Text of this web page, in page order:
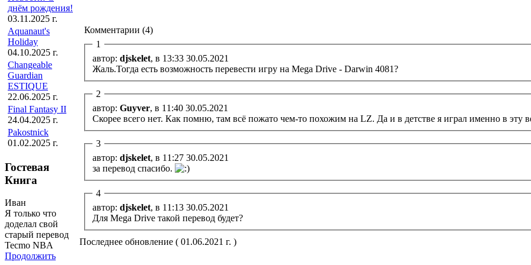
днём рождения!
03.11.2025 г.
Aquanaut's
Holiday
04.10.2025 г.
Changeable
Guardian
ESTIQUE
22.06.2025 г.
Final Fantasy II
24.04.2025 г.
Pakostnick
01.02.2025 г.
Гостевая
Книга
Иван
Я только что
доделал свой
старый перевод
Tecmo NBA
Продолжить
Комментарии (4)
1
автор: djskelet, в 13:33 30.05.2021
Жаль.Тогда есть возможность перевести игру на Mega Drive - Darwin 4081?
2
автор: Guyver, в 11:40 30.05.2021
Скорее всего нет. Как помню, там всё пожато чем-то похожим на LZ. Да и в детстве я играл именно в эту
3
автор: djskelet, в 11:27 30.05.2021
за перевод спасибо.
4
автор: djskelet, в 11:13 30.05.2021
Для Mega Drive такой перевод будет?
Последнее обновление ( 01.06.2021 г. )